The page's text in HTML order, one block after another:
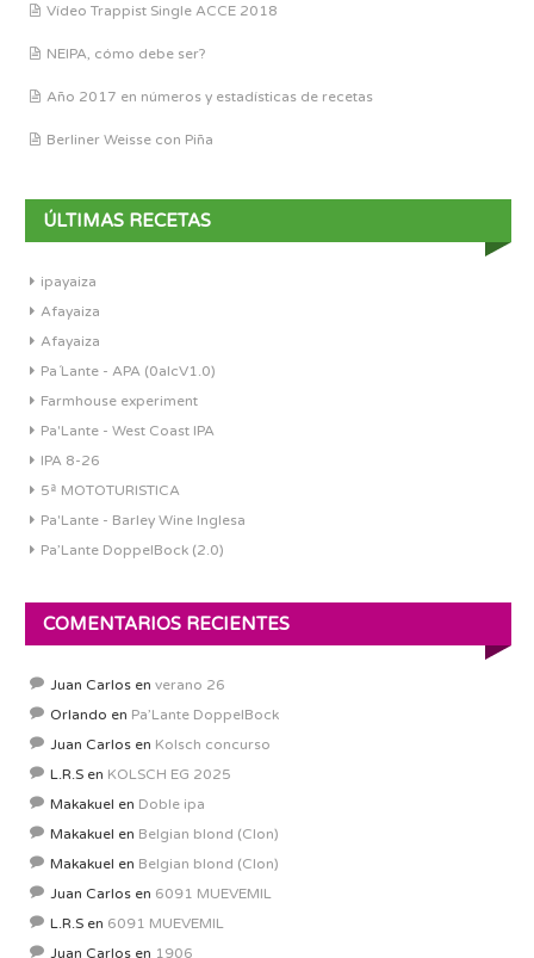
Vídeo Trappist Single ACCE 2018
NEIPA, cómo debe ser?
Año 2017 en números y estadísticas de recetas
Berliner Weisse con Piña
ÚLTIMAS RECETAS
ipayaiza
Afayaiza
Afayaiza
Pa´Lante - APA (0alcV1.0)
Farmhouse experiment
Pa'Lante - West Coast IPA
IPA 8-26
5ª MOTOTURISTICA
Pa'Lante - Barley Wine Inglesa
Pa’Lante DoppelBock (2.0)
COMENTARIOS RECIENTES
Juan Carlos en verano 26
Orlando en Pa’Lante DoppelBock
Juan Carlos en Kolsch concurso
L.R.S en KOLSCH EG 2025
Makakuel en Doble ipa
Makakuel en Belgian blond (Clon)
Makakuel en Belgian blond (Clon)
Juan Carlos en 6091 MUEVEMIL
L.R.S en 6091 MUEVEMIL
Juan Carlos en 1906